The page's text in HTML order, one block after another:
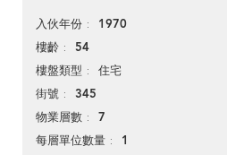
入伙年份 1970
樓齡 54
樓盤類型 住宅
街號 345
物業層數 7
每層單位數量 1